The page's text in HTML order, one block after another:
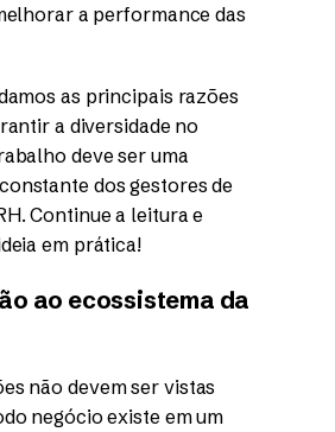
a performance das
as principais razões
a diversidade no
deve ser uma
dos gestores de
Continue a leitura e
em prática!
ao ecossistema da
não devem ser vistas
negócio existe em um